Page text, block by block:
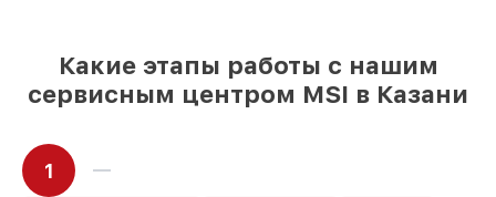
приступает к сервису сразу
Какие этапы работы с нашим
сервисным центром MSI в Казани
1